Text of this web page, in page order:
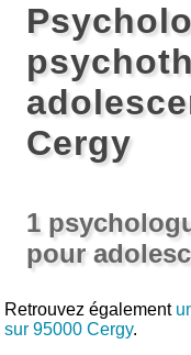
Cergy
1
pour
Retrouvez également
sur 95000 Cergy.